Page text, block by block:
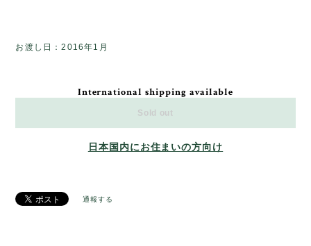
お渡し日：2016年1月
International shipping available
Sold out
日本国内にお住まいの方向け
通報する